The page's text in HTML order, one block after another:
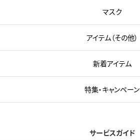
マスク
アイテム（その他）
新着アイテム
特集・キャンペーン
サービスガイド